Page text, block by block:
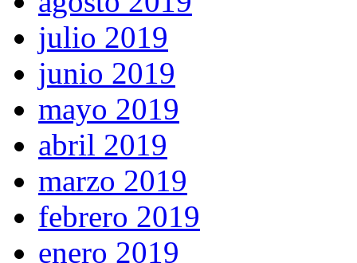
julio 2019
junio 2019
mayo 2019
abril 2019
marzo 2019
febrero 2019
enero 2019